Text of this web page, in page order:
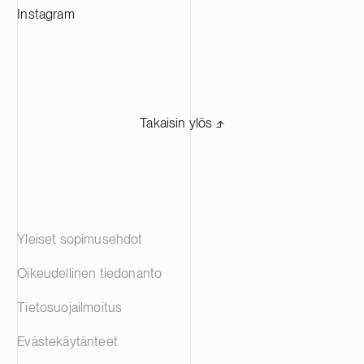
Instagram
Takaisin ylös ⬏
Yleiset sopimusehdot
Oikeudellinen tiedonanto
Tietosuojailmoitus
Evästekäytänteet